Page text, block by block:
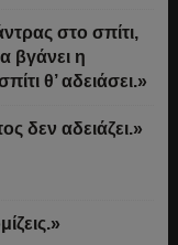
στο σπίτι,
βγάνει η
θ’ αδειάσει.»
δεν αδειάζει.»